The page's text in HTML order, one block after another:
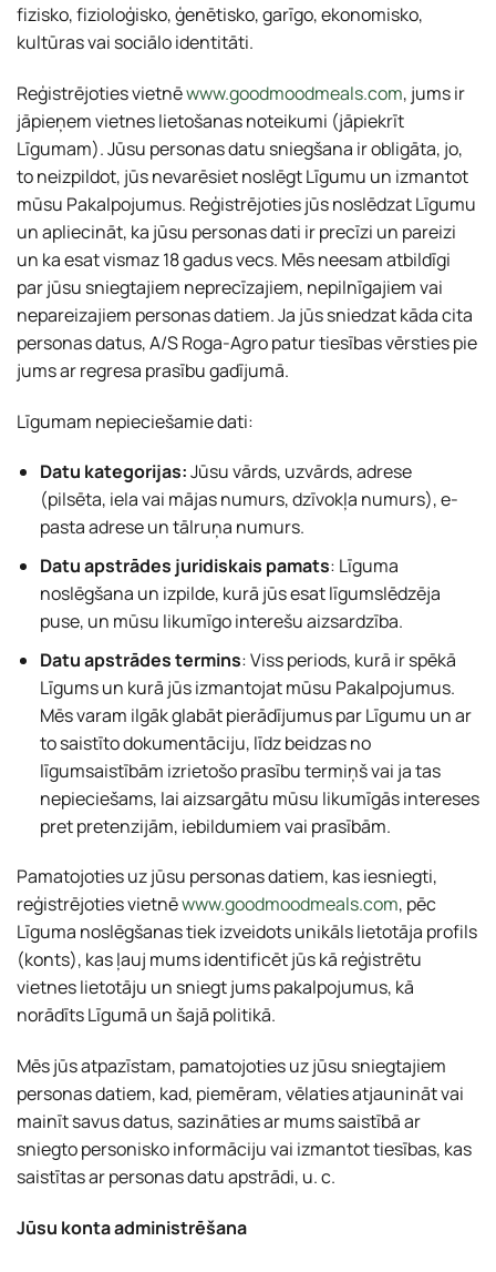
fizisko, fizioloģisko, ģenētisko, garīgo, ekonomisko,
kultūras vai sociālo identitāti.
Reģistrējoties vietnēwww.goodmoodmeals.com, jums ir
jāpieņem vietnes lietošanas noteikumi (jāpiekrīt
Līgumam). Jūsu personas datu sniegšana ir obligāta, jo,
to neizpildot, jūs nevarēsiet noslēgt Līgumu un izmantot
mūsu Pakalpojumus. Reģistrējoties jūs noslēdzat Līgumu
un apliecināt, ka jūsu personas dati ir precīzi un pareizi
un ka esat vismaz 18 gadus vecs. Mēs neesam atbildīgi
par jūsu sniegtajiem neprecīzajiem, nepilnīgajiem vai
nepareizajiem personas datiem. Ja jūs sniedzat kāda cita
personas datus, A/S Roga-Agro patur tiesības vērsties pie
jums ar regresa prasību gadījumā.
Līgumam nepieciešamie dati:
Datu kategorijas:Jūsu vārds, uzvārds, adrese
(pilsēta, iela vai mājas numurs, dzīvokļa numurs), e-
pasta adrese un tālruņa numurs.
Datu apstrādes juridiskais pamats: Līguma
noslēgšana un izpilde, kurā jūs esat līgumslēdzēja
puse, un mūsu likumīgo interešu aizsardzība.
Datu apstrādes termins: Viss periods, kurā ir spēkā
Līgums un kurā jūs izmantojat mūsu Pakalpojumus.
Mēs varam ilgāk glabāt pierādījumus par Līgumu un ar
to saistīto dokumentāciju, līdz beidzas no
līgumsaistībām izrietošo prasību termiņš vai ja tas
nepieciešams, lai aizsargātu mūsu likumīgās intereses
pret pretenzijām, iebildumiem vai prasībām.
Pamatojoties uz jūsu personas datiem, kas iesniegti,
reģistrējoties vietnēwww.goodmoodmeals.com, pēc
Līguma noslēgšanas tiek izveidots unikāls lietotāja profils
(konts), kas ļauj mums identificēt jūs kā reģistrētu
vietnes lietotāju un sniegt jums pakalpojumus, kā
norādīts Līgumā un šajā politikā.
Mēs jūs atpazīstam, pamatojoties uz jūsu sniegtajiem
personas datiem, kad, piemēram, vēlaties atjaunināt vai
mainīt savus datus, sazināties ar mums saistībā ar
sniegto personisko informāciju vai izmantot tiesības, kas
saistītas ar personas datu apstrādi, u. c.
Jūsu konta administrēšana